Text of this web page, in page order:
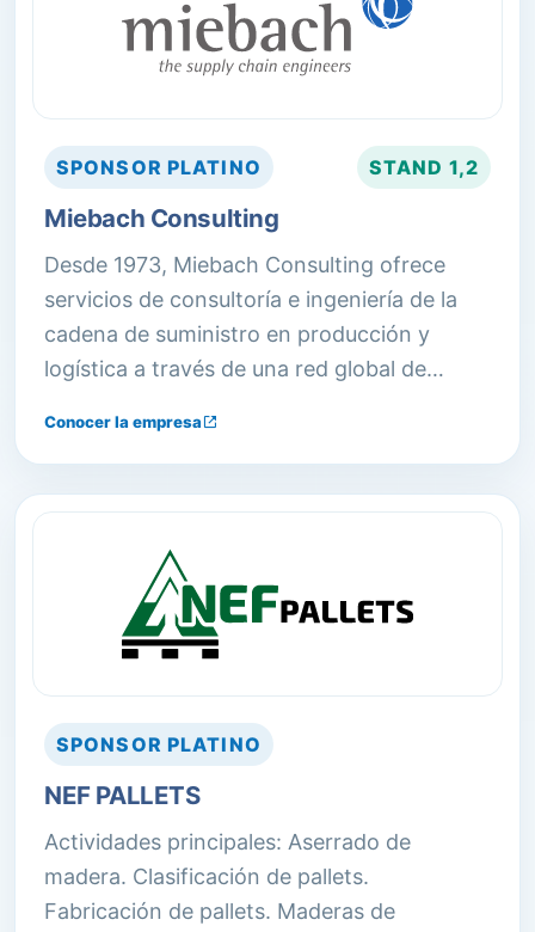
SPONSOR PLATINO STAND 1,2
Miebach Consulting
Desde 1973, Miebach Consulting ofrece
servicios de consultoría e ingeniería de la
cadena de suministro en producción y
logística a través de una red global de
fortalecer y ampliar su posición competitiva
Conocer la empresa
SPONSOR PLATINO
NEF PALLETS
Actividades principales: Aserrado de
madera. Clasificación de pallets.
Fabricación de pallets. Maderas de